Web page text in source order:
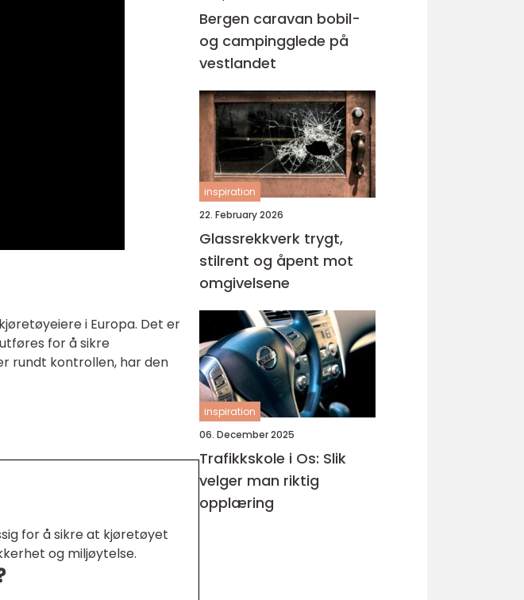
i Europa. Det er
for å sikre
rundt kontrollen, har den
for å sikre at kjøretøyet
og miljøytelse.
Bergen caravan bobil-
og campingglede på
vestlandet
inspiration
22. February 2026
Glassrekkverk trygt,
stilrent og åpent mot
omgivelsene
inspiration
06. December 2025
Trafikkskole i Os: Slik
velger man riktig
opplæring